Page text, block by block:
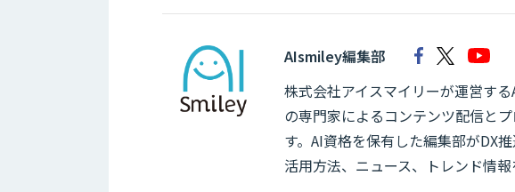
AIsmiley編集部
株式会社アイスマイリーが運営す
の専門家によるコンテンツ配信と
す。AI資格を保有した編集部がDX
活用方法、ニュース、トレンド情報